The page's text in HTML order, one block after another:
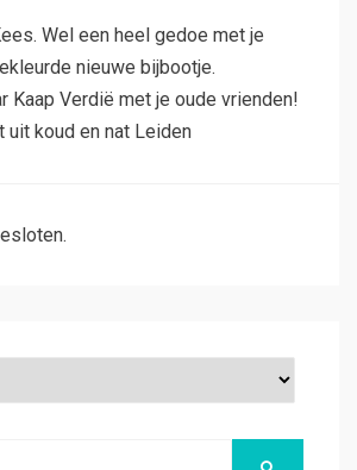
Wel een heel gedoe met je
nieuwe bijbootje.
Kaap Verdië met je oude vrienden!
uit koud en nat Leiden